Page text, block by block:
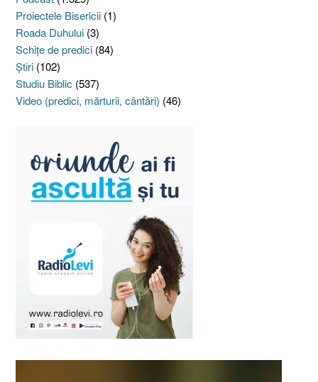
Proiectele Bisericii (1)
Roada Duhului (3)
Schiţe de predici (84)
Ştiri (102)
Studiu Biblic (537)
Video (predici, mărturii, cântări) (46)